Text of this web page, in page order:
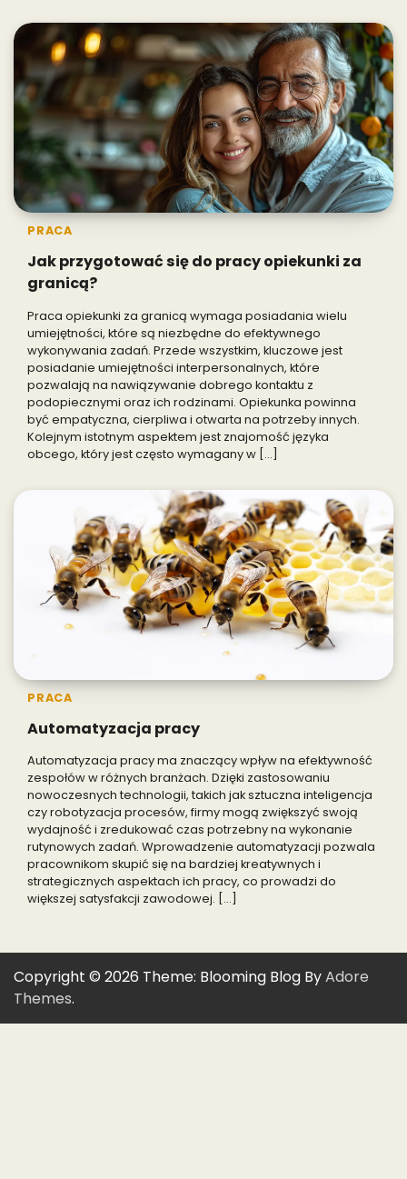
PRACA
Jak przygotować się do pracy opiekunki za
granicą?
Praca opiekunki za granicą wymaga posiadania wielu
umiejętności, które są niezbędne do efektywnego
wykonywania zadań. Przede wszystkim, kluczowe jest
posiadanie umiejętności interpersonalnych, które
pozwalają na nawiązywanie dobrego kontaktu z
podopiecznymi oraz ich rodzinami. Opiekunka powinna
być empatyczna, cierpliwa i otwarta na potrzeby innych.
Kolejnym istotnym aspektem jest znajomość języka
obcego, który jest często wymagany w […]
PRACA
Automatyzacja pracy
Automatyzacja pracy ma znaczący wpływ na efektywność
zespołów w różnych branżach. Dzięki zastosowaniu
nowoczesnych technologii, takich jak sztuczna inteligencja
czy robotyzacja procesów, firmy mogą zwiększyć swoją
wydajność i zredukować czas potrzebny na wykonanie
rutynowych zadań. Wprowadzenie automatyzacji pozwala
pracownikom skupić się na bardziej kreatywnych i
strategicznych aspektach ich pracy, co prowadzi do
większej satysfakcji zawodowej. […]
Copyright © 2026 Theme: Blooming Blog ByAdore
Themes.